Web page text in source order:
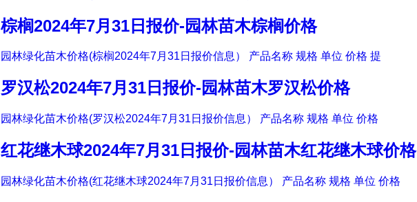
棕榈2024年7月31日报价-园林苗木棕榈价格
园林绿化苗木价格(棕榈2024年7月31日报价信息） 产品名称 规格 单位 价格 提
罗汉松2024年7月31日报价-园林苗木罗汉松价格
园林绿化苗木价格(罗汉松2024年7月31日报价信息） 产品名称 规格 单位 价格
红花继木球2024年7月31日报价-园林苗木红花继木球价格
园林绿化苗木价格(红花继木球2024年7月31日报价信息） 产品名称 规格 单位 价格